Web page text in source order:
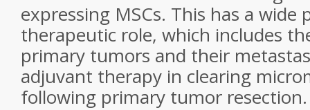
expressing MSCs. This has a wide
therapeutic role, which includes
primary tumors and their
adjuvant therapy in clearing
following primary tumor resection.